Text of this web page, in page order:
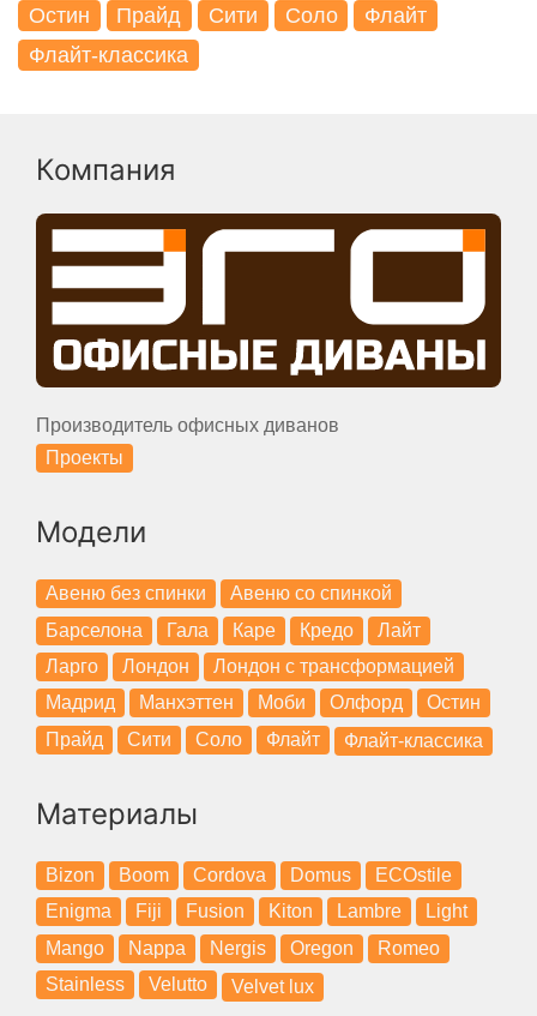
Остин
Прайд Сити Соло
Флайт
Флайт-классика
Компания
Производитель офисных диванов
Проекты
Модели
Авеню без спинки
Авеню со спинкой
Барселона
Гала Каре Кредо
Лайт
Ларго
Лондон
Лондон с трансформацией
Мадрид
Манхэттен Моби Олфорд
Остин
Прайд
Сити Соло Флайт Флайт-классика
Материалы
Bizon Boom Cordova Domus
ECOstile
Enigma
Fiji Fusion Kiton Lambre
Light
Mango
Nappa Nergis Oregon
Romeo
Stainless
Velutto Velvet lux